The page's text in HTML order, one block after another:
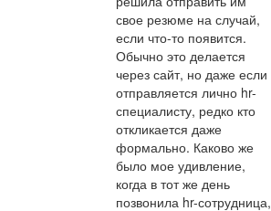
свое резюме на случай,
если что-то появится.
Обычно это делается
через сайт, но даже если
отправляется лично hr-
специалисту, редко кто
откликается даже
формально. Каково же
было мое удивление,
когда в тот же день
позвонила hr-сотрудница,